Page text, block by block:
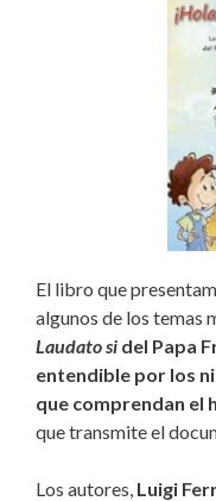
El libro que
algunos de los temas
Laudato si del Papa
entendible por los
que comprendan el
que transmite el
Los autores, Luigi